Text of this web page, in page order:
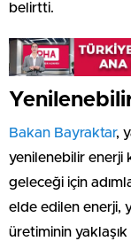
belirtti.
Bakan Bayraktar,
yenilenebilir enerji
geleceği için
elde edilen enerji,
üretiminin